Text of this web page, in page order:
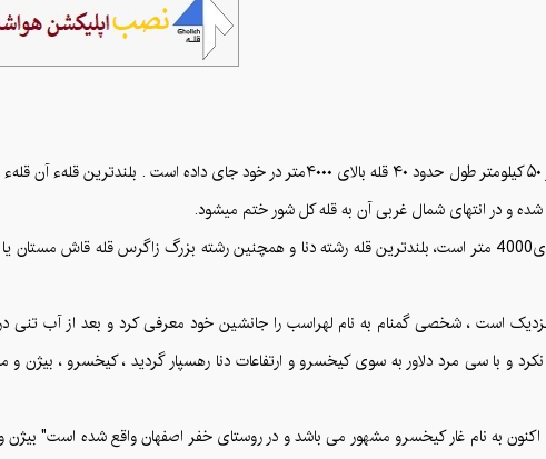
و در انتهای شمال غربی آن به قله کل شور ختم میشود.
است ، شخصی گمنام به نام لهراسب را جانشین خود معرفی کرد و بعد از آب
و با سی مرد دلاور به سوی کیخسرو و ارتفاعات دنا رهسپار گردید ، کیخسرو ، بیژن و
به نام غار کیخسرو مشهور می باشد و در روستای خفر اصفهان واقع شده است" بیژن و